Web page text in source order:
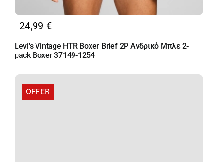
24,99 €
Levi's Vintage HTR Boxer Brief 2P Ανδρικό Μπλε 2-
pack Boxer 37149-1254
OFFER